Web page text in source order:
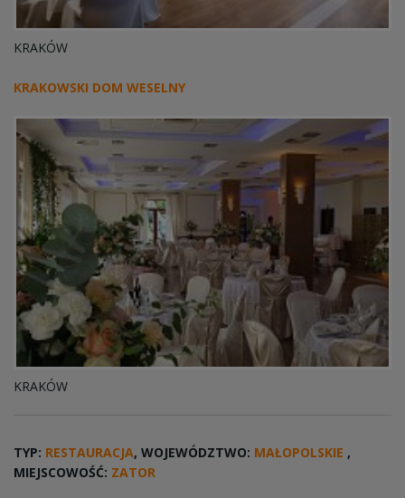
KRAKÓW
KRAKOWSKI DOM WESELNY
KRAKÓW
TYP: RESTAURACJA, WOJEWÓDZTWO: MAŁOPOLSKIE ,
MIEJSCOWOŚĆ: ZATOR